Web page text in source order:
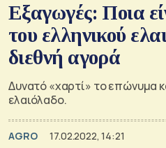
Εξαγωγές: Ποια
του ελληνικού
διεθνή αγορά
Δυνατό «χαρτί» το επώνυμα
ελαιόλαδο.
AGRO 17.02.2022, 14:21